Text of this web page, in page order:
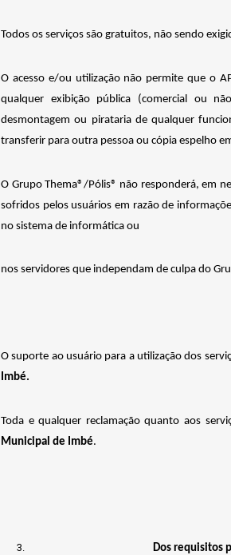
Todos os serviços são gratuitos, não sendo
O acesso e/ou utilização não permite que o
qualquer exibição pública (comercial ou
desmontagem ou pirataria de qualquer
transferir para outra pessoa ou cópia espelho
O Grupo Thema®/Pólis® não responderá, em
sofridos pelos usuários em razão de
no sistema de informática ou
nos servidores que independam de culpa do
O suporte ao usuário para a utilização dos
Imbé.
Toda e qualquer reclamação quanto aos
Municipal de Imbé.
Dos requisitos